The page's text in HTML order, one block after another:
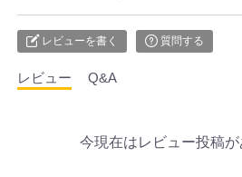
レビューを書く 質問する
レビュー Q&A
今現在はレビュー投稿が